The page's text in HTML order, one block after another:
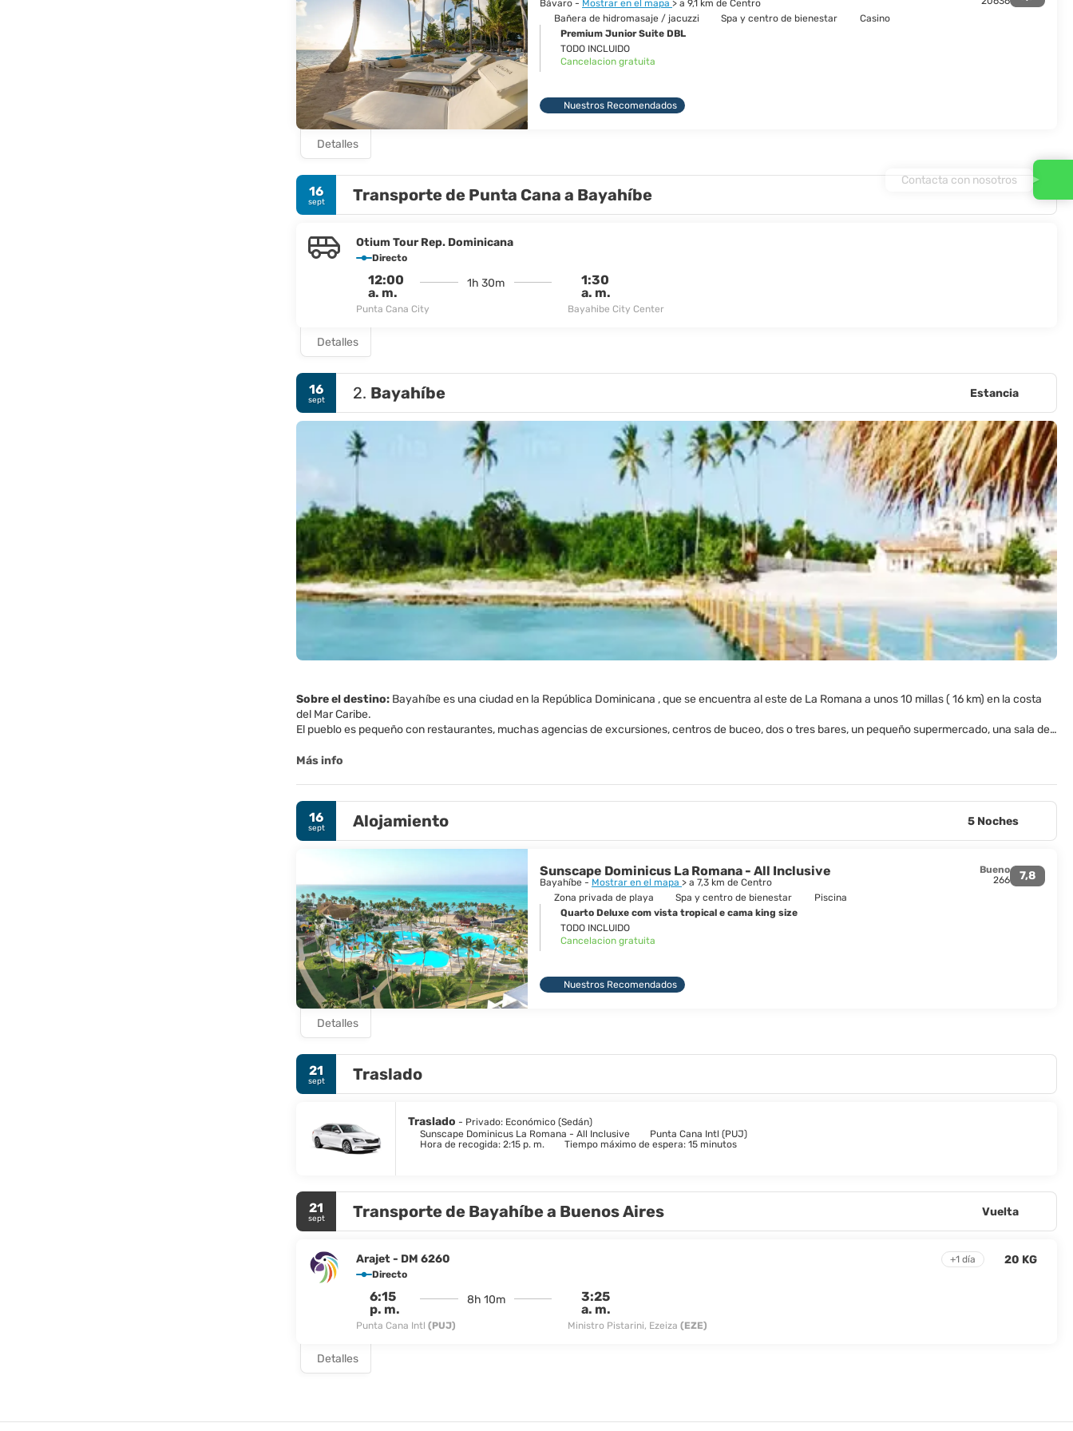
Bávaro - Mostrar en el mapa > a 9,1 km de Centro
Bañera de hidromasaje / jacuzzi
Spa y centro de bienestar
Casino
Premium Junior Suite DBL
TODO INCLUIDO
Cancelacion gratuita
Nuestros Recomendados
Detalles
16
sept Transporte de Punta Cana a Bayahíbe
Otium Tour Rep. Dominicana
Directo
12:00
a. m.
Punta Cana City
1h 30m
1:30
a. m.
Bayahibe City Center
Detalles
16
sept 2. Bayahíbe Estancia
Sobre el destino: Bayahíbe es una ciudad en la República Dominicana , que se encuentra al este de La Romana a unos 10 millas ( 16 km) en la costa
del Mar Caribe.
El pueblo es pequeño con restaurantes, muchas agencias de excursiones, centros de buceo, dos o tres bares, un pequeño supermercado, una sala de
Más info
16
sept Alojamiento 5 Noches
Sunscape Dominicus La Romana - All Inclusive
Bayahíbe - Mostrar en el mapa > a 7,3 km de Centro
7,8
Bueno
266
Zona privada de playa
Spa y centro de bienestar
Piscina
Quarto Deluxe com vista tropical e cama king size
TODO INCLUIDO
Cancelacion gratuita
Nuestros Recomendados
Detalles
21
sept Traslado
Traslado - Privado: Económico (Sedán)
Sunscape Dominicus La Romana - All Inclusive
Punta Cana Intl (PUJ)
Hora de recogida: 2:15 p. m.
Tiempo máximo de espera: 15 minutos
21
sept Transporte de Bayahíbe a Buenos Aires Vuelta
Arajet - DM 6260
Directo
6:15
p. m.
Punta Cana Intl (PUJ)
8h 10m
3:25
a. m.
Ministro Pistarini, Ezeiza (EZE)
+1 día 20 KG
Detalles
Contacta con nosotros